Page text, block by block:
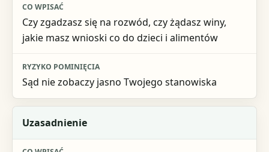
Czy zgadzasz się na rozwód, czy żądasz winy,
jakie masz wnioski co do dzieci i alimentów
Sąd nie zobaczy jasno Twojego stanowiska
Uzasadnienie